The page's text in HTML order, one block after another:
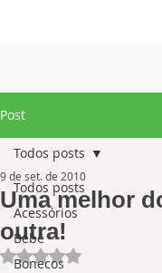
Post
Todos posts
Acessórios
Bebê
Bonecos
Todos posts
Uma melhor
outra!
9 de set. de 2010
Avaliado com NaN